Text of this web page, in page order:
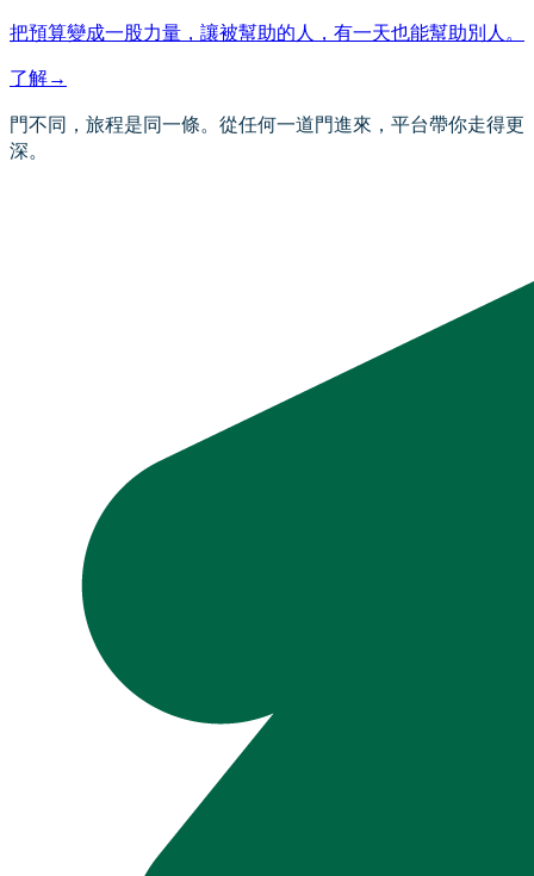
把預算變成一股力量，讓被幫助的人，有一天也能幫助別人。
了解→
門不同，旅程是同一條。從任何一道門進來，平台帶你走得更
深。